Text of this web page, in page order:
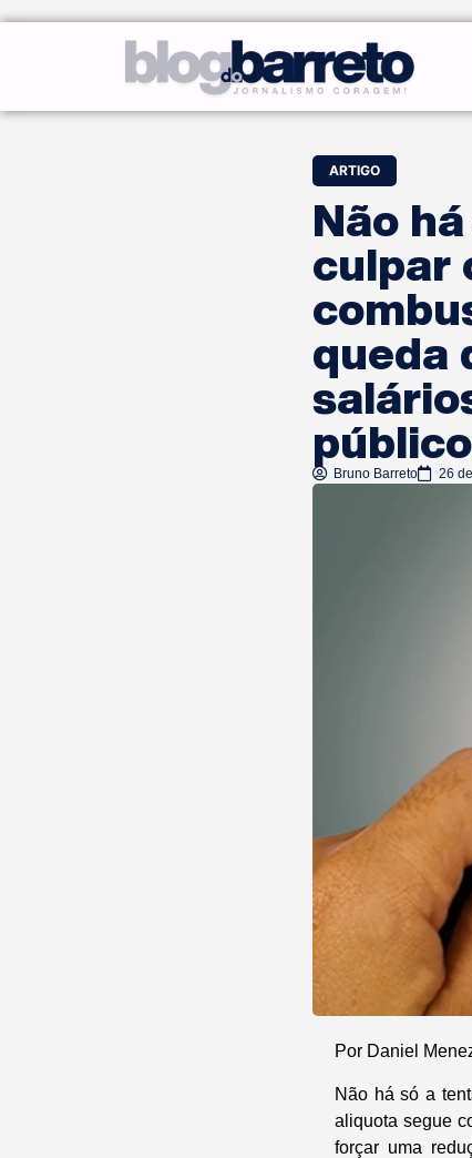
ARTIGO
Não
culpar
queda
Bruno Barreto 26
Por Daniel
Não há só a
aliquota segue
forçar uma